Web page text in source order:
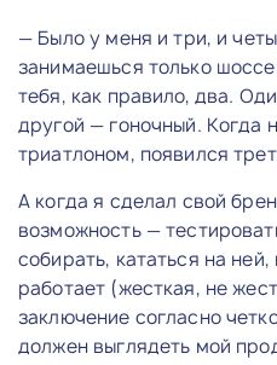
— Было у меня и три, и
занимаешься только
тебя, как правило, два.
другой — гоночный. Когда
триатлоном, появился
А когда я сделал свой
возможность —
собирать, кататься на
работает (жесткая, не
заключение согласно
должен выглядеть мой